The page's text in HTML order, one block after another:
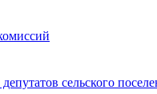
сельского